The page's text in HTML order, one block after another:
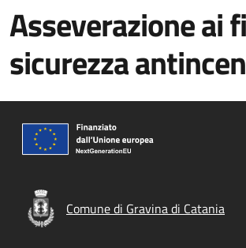
Asseverazione ai
sicurezza
Comune di Gravina di Catania